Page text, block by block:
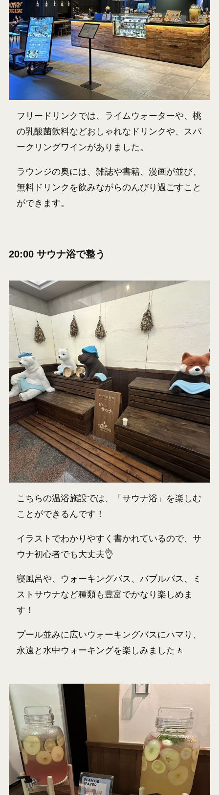
フリードリンクでは、ライムウォーターや、桃
の乳酸菌飲料などおしゃれなドリンクや、スパ
ークリングワインがありました。
ラウンジの奥には、雑誌や書籍、漫画が並び、
無料ドリンクを飲みながらのんびり過ごすこと
ができます。
20:00 サウナ浴で整う
こちらの温浴施設では、「サウナ浴」を楽しむ
ことができるんです！
イラストでわかりやすく書かれているので、サ
ウナ初心者でも大丈夫👌
寝風呂や、ウォーキングバス、バブルバス、ミ
ストサウナなど種類も豊富でかなり楽しめま
す！
プール並みに広いウォーキングバスにハマり、
永遠と水中ウォーキングを楽しみました🚶